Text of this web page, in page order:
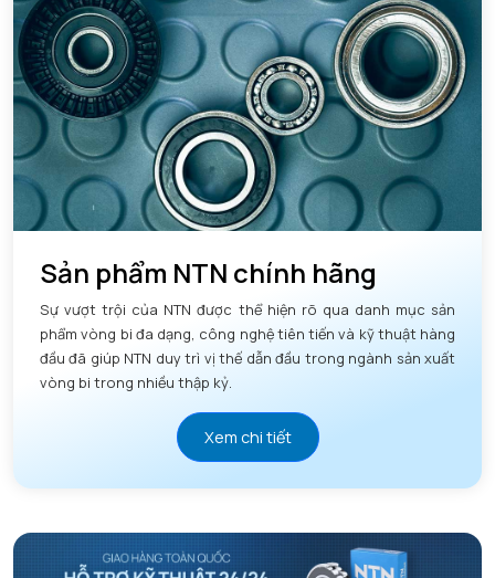
Sản phẩm NTN chính hãng
Sự vượt trội của NTN được thể hiện rõ qua danh mục sản
phẩm vòng bi đa dạng, công nghệ tiên tiến và kỹ thuật hàng
đầu đã giúp NTN duy trì vị thế dẫn đầu trong ngành sản xuất
vòng bi trong nhiều thập kỷ.
Xem chi tiết